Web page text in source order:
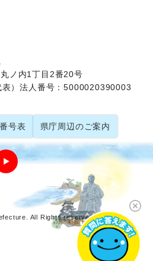
ノ内1丁目2番20号
）法人番号：5000020390003
号表 県庁周辺のご案内
All Rights reserved.